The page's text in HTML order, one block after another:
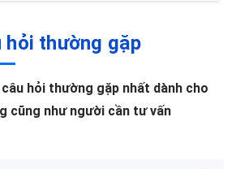
hỏi thường gặp
hỏi thường gặp nhất dành cho
cũng như người cần tư vấn